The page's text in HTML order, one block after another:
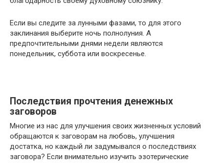
Если вы следите за лунными фазами, то для этого
заклинания выберите ночь полнолуния. А
предпочтительными днями недели являются
понедельник, суббота или воскресенье.
Последствия прочтения денежных
заговоров
Многие из нас для улучшения своих жизненных условий
обращаются к заговорам на любовь, улучшения
достатка, но каждый ли задумывался о последствиях
заговора? Если внимательно изучить эзотерические